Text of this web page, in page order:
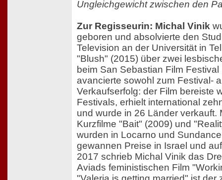
Ungleichgewicht zwischen den
Zur Regisseurin: Michal Vinik
geboren und absolvierte den
Television an der Universität in
"Blush" (2015) über zwei
beim San Sebastian Film
avancierte sowohl zum Festival-
Verkaufserfolg: der Film bereiste
Festivals, erhielt international
und wurde in 26 Länder verkauft.
Kurzfilme "Bait" (2009) und
wurden in Locarno und
gewannen Preise in Israel und
2017 schrieb Michal Vinik das
Aviads feministischen Film